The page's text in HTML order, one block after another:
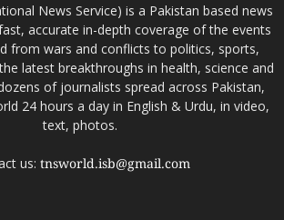
News Service) is a Pakistan based news
accurate in-depth coverage of the events
from wars and conflicts to politics, sports,
latest breakthroughs in health, science and
of journalists spread across Pakistan,
24 hours a day in English & Urdu, in video,
text, photos.
us: tnsworld.isb@gmail.com